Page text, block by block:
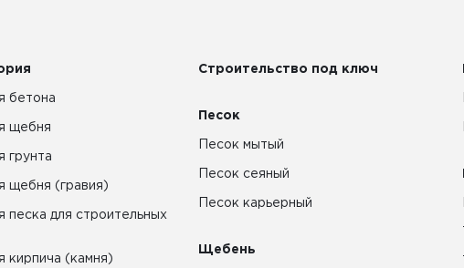
бетона
щебня
грунта
щебня (гравия)
песка для строительных
кирпича (камня)
Строительство под ключ
Песок
Песок мытый
Песок сеяный
Песок карьерный
Щебень